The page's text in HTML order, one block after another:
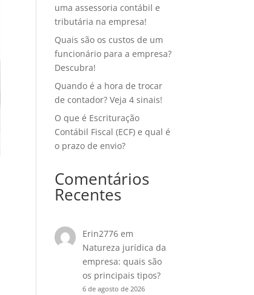
uma assessoria contábil e
tributária na empresa!
Quais são os custos de um
funcionário para a empresa?
Descubra!
Quando é a hora de trocar
de contador? Veja 4 sinais!
O que é Escrituração
Contábil Fiscal (ECF) e qual é
o prazo de envio?
Comentários
Recentes
Erin2776em
Natureza jurídica da
empresa: quais são
os principais tipos?
6 de agosto de 2026